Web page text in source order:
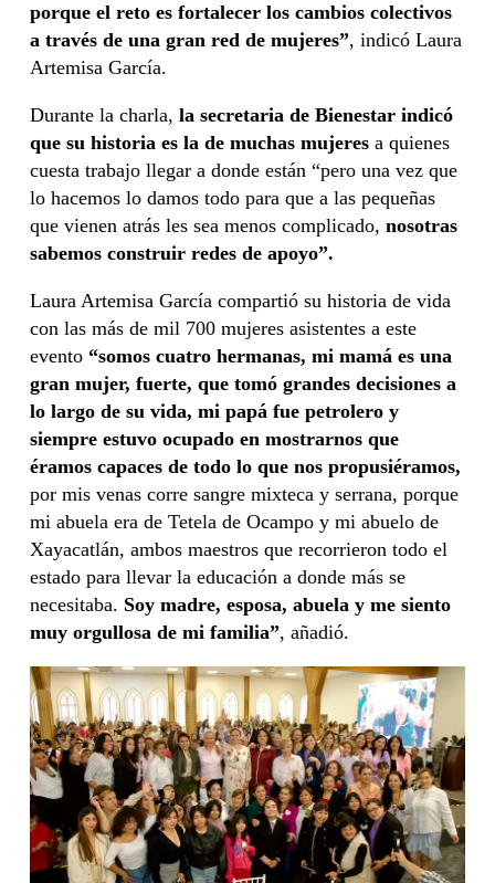
porque el reto es fortalecer los cambios colectivos
a través de una gran red de mujeres”, indicó Laura
Artemisa García.
Durante la charla, la secretaria de Bienestar indicó
que su historia es la de muchas mujeres a quienes
cuesta trabajo llegar a donde están “pero una vez que
lo hacemos lo damos todo para que a las pequeñas
que vienen atrás les sea menos complicado, nosotras
sabemos construir redes de apoyo”.
Laura Artemisa García compartió su historia de vida
con las más de mil 700 mujeres asistentes a este
evento “somos cuatro hermanas, mi mamá es una
gran mujer, fuerte, que tomó grandes decisiones a
lo largo de su vida, mi papá fue petrolero y
siempre estuvo ocupado en mostrarnos que
éramos capaces de todo lo que nos propusiéramos,
por mis venas corre sangre mixteca y serrana, porque
mi abuela era de Tetela de Ocampo y mi abuelo de
Xayacatlán, ambos maestros que recorrieron todo el
estado para llevar la educación a donde más se
necesitaba. Soy madre, esposa, abuela y me siento
muy orgullosa de mi familia”, añadió.